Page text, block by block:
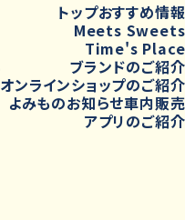
トップおすすめ情報
Meets Sweets
Time's Place
ブランドのご紹介
オンラインショップのご紹介
よみものお知らせ車内販売
アプリのご紹介